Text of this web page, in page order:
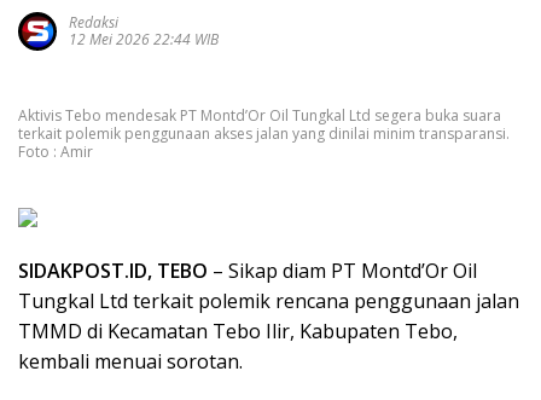
Redaksi
12 Mei 2026 22:44 WIB
Aktivis Tebo mendesak PT Montd’Or Oil Tungkal Ltd segera buka suara
terkait polemik penggunaan akses jalan yang dinilai minim transparansi.
Foto : Amir
SIDAKPOST.ID, TEBO – Sikap diam PT Montd’Or Oil
Tungkal Ltd terkait polemik rencana penggunaan jalan
TMMD di Kecamatan Tebo Ilir, Kabupaten Tebo,
kembali menuai sorotan.